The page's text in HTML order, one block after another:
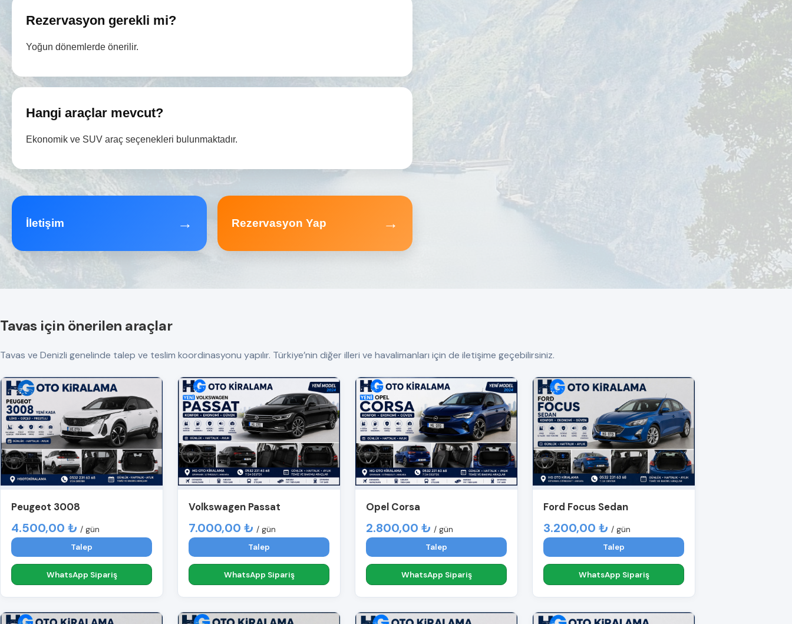
Rezervasyon gerekli mi?
Yoğun dönemlerde önerilir.
Hangi araçlar mevcut?
Ekonomik ve SUV araç seçenekleri bulunmaktadır.
İletişim → Rezervasyon Yap →
Tavas için önerilen araçlar
Tavas ve Denizli genelinde talep ve teslim koordinasyonu yapılır. Türkiye’nin diğer illeri ve havalimanları için de iletişime geçebilirsiniz.
Peugeot 3008
4.500,00 ₺ / gün
Talep
WhatsApp Sipariş
Volkswagen Passat
7.000,00 ₺ / gün
Talep
WhatsApp Sipariş
Opel Corsa
2.800,00 ₺ / gün
Talep
WhatsApp Sipariş
Ford Focus Sedan
3.200,00 ₺ / gün
Talep
WhatsApp Sipariş